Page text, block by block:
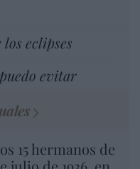
eclipses
evitar
15 hermanos de